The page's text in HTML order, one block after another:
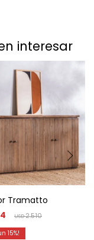
interesar
Tramatto
USD2.510
15